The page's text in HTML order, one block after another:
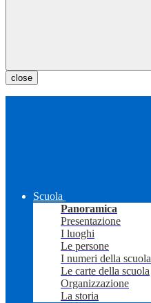
close
Scuola
Panoramica
Presentazione
I luoghi
Le persone
I numeri della scuola
Le carte della scuola
Organizzazione
La storia